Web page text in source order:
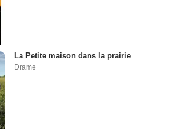
La Petite maison dans la prairie
Drame